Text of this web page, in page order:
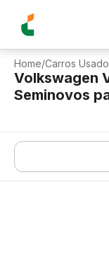
Home/Carros
Volkswagen
Seminovos